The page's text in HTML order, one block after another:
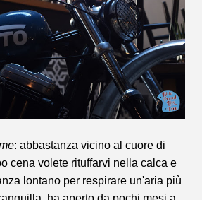
: abbastanza vicino al cuore di
cena volete rituffarvi nella calca e
lontano per respirare un'aria più